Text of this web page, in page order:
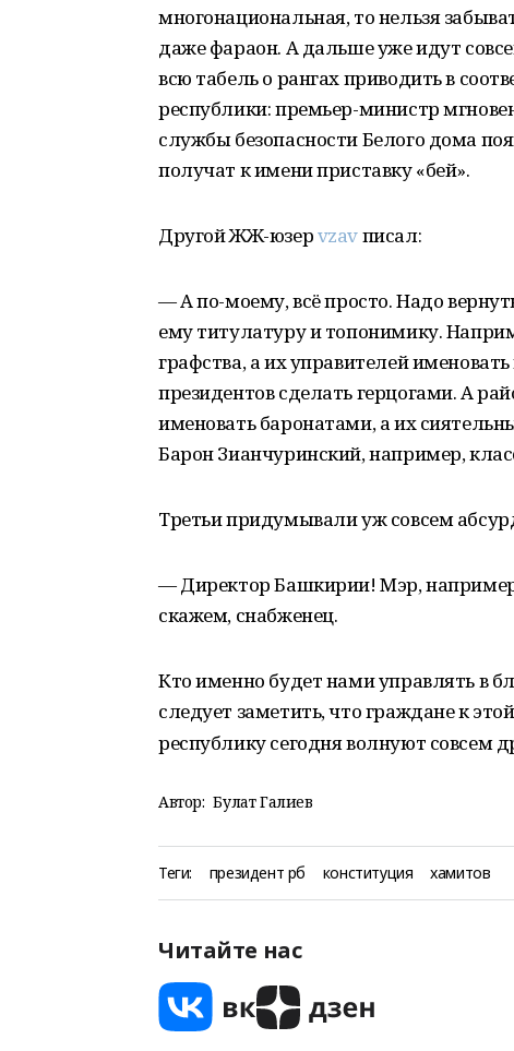
многонациональная, то нельзя
даже фараон. А дальше уже идут
всю табель о рангах приводить в
республики: премьер-министр
службы безопасности Белого дома
получат к имени приставку «бей».
Другой ЖЖ-юзерvzavписал:
— А по-моему, всё просто. Надо
ему титулатуру и топонимику.
графства, а их управителей
президентов сделать герцогами. А
именовать баронатами, а их
Барон Зианчуринский, например,
Третьи придумывали уж совсем
— Директор Башкирии! Мэр,
скажем, снабженец.
Кто именно будет нами управлять в
следует заметить, что граждане к
республику сегодня волнуют совсем
Автор: Булат Галиев
Теги: президент рб конституция хамитов
Читайте нас